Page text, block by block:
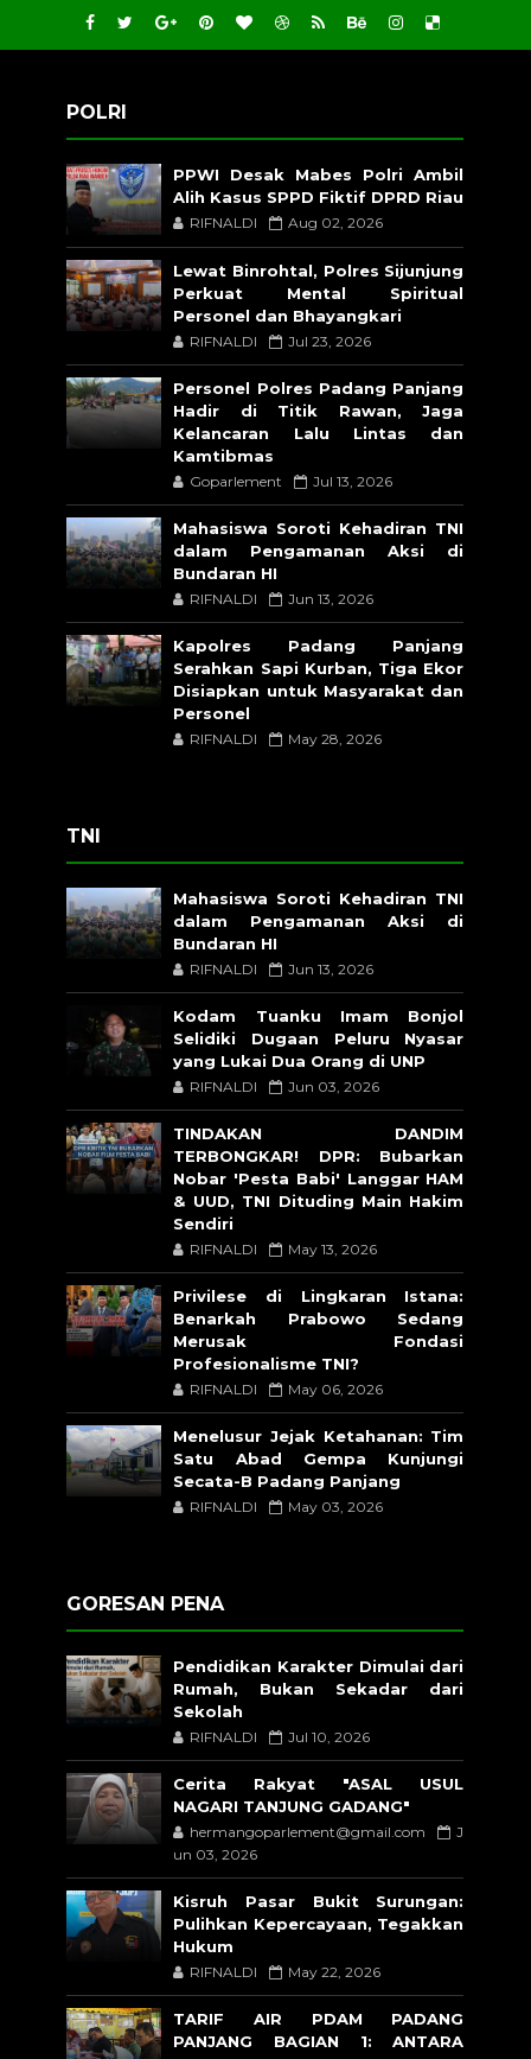
POLRI
PPWI Desak Mabes Polri Ambil
Alih Kasus SPPD Fiktif DPRD Riau
RIFNALDI Aug 02, 2026
Lewat Binrohtal, Polres Sijunjung
Perkuat Mental Spiritual
Personel dan Bhayangkari
RIFNALDI Jul 23, 2026
Personel Polres Padang Panjang
Hadir di Titik Rawan, Jaga
Kelancaran Lalu Lintas dan
Kamtibmas
Goparlement Jul 13, 2026
Mahasiswa Soroti Kehadiran TNI
dalam Pengamanan Aksi di
Bundaran HI
RIFNALDI Jun 13, 2026
Kapolres Padang Panjang
Serahkan Sapi Kurban, Tiga Ekor
Disiapkan untuk Masyarakat dan
Personel
RIFNALDI May 28, 2026
TNI
Mahasiswa Soroti Kehadiran TNI
dalam Pengamanan Aksi di
Bundaran HI
RIFNALDI Jun 13, 2026
Kodam Tuanku Imam Bonjol
Selidiki Dugaan Peluru Nyasar
yang Lukai Dua Orang di UNP
RIFNALDI Jun 03, 2026
TINDAKAN DANDIM
TERBONGKAR! DPR: Bubarkan
Nobar 'Pesta Babi' Langgar HAM
& UUD, TNI Dituding Main Hakim
Sendiri
RIFNALDI May 13, 2026
Privilese di Lingkaran Istana:
Benarkah Prabowo Sedang
Merusak Fondasi
Profesionalisme TNI?
RIFNALDI May 06, 2026
Menelusur Jejak Ketahanan: Tim
Satu Abad Gempa Kunjungi
Secata-B Padang Panjang
RIFNALDI May 03, 2026
GORESAN PENA
Pendidikan Karakter Dimulai dari
Rumah, Bukan Sekadar dari
Sekolah
RIFNALDI Jul 10, 2026
Cerita Rakyat "ASAL USUL
NAGARI TANJUNG GADANG"
hermangoparlement@gmail.com
J
un 03, 2026
Kisruh Pasar Bukit Surungan:
Pulihkan Kepercayaan, Tegakkan
Hukum
RIFNALDI May 22, 2026
TARIF AIR PDAM PADANG
PANJANG BAGIAN 1: ANTARA